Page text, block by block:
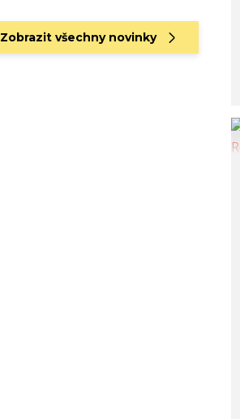
Zobrazit všechny novinky